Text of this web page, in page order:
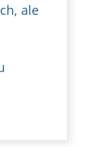
ale